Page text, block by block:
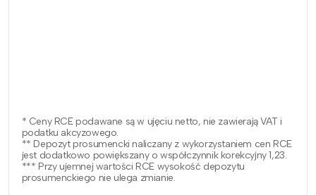
* Ceny RCE podawane są w ujęciu netto, nie zawierają VAT i
podatku akcyzowego.
** Depozyt prosumencki naliczany z wykorzystaniem cen RCE
jest dodatkowo powiększany o współczynnik korekcyjny 1,23.
*** Przy ujemnej wartości RCE wysokość depozytu
prosumenckiego nie ulega zmianie.